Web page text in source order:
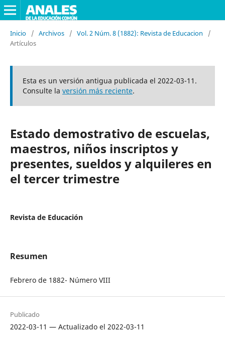
Inicio / Archivos / Vol. 2 Núm. 8 (1882): Revista de Educacion
/
Artículos
Esta es un versión antigua publicada el 2022-03-11.
Consulte la versión más reciente.
Estado demostrativo de escuelas,
maestros, niños inscriptos y
presentes, sueldos y alquileres en
el tercer trimestre
Revista de Educación
Resumen
Febrero de 1882- Número VIII
Publicado
2022-03-11 — Actualizado el 2022-03-11